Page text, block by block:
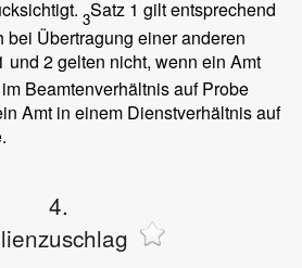
3Satz 1 gilt entsprechend
bei Übertragung einer anderen
und 2 gelten nicht, wenn ein Amt
Beamtenverhältnis auf Probe
Amt in einem Dienstverhältnis auf
4.